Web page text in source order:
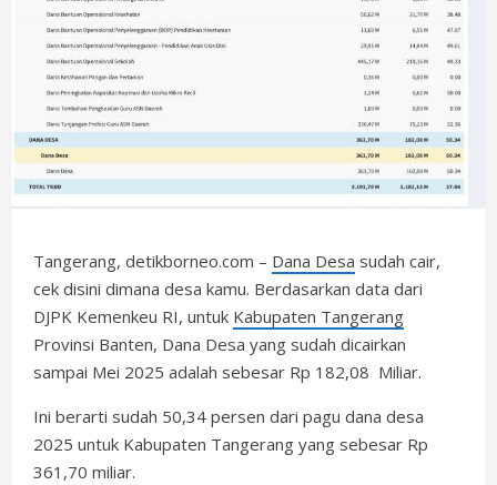
Tangerang, detikborneo.com – Dana Desa sudah cair,
cek disini dimana desa kamu. Berdasarkan data dari
DJPK Kemenkeu RI, untuk Kabupaten Tangerang
Provinsi Banten, Dana Desa yang sudah dicairkan
sampai Mei 2025 adalah sebesar Rp 182,08 Miliar.
Ini berarti sudah 50,34 persen dari pagu dana desa
2025 untuk Kabupaten Tangerang yang sebesar Rp
361,70 miliar.